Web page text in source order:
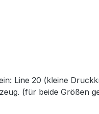
Line 20 (kleine
(für beide Größen